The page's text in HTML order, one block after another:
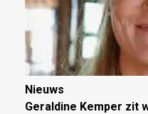
Nieuws
Geraldine Kemper zit